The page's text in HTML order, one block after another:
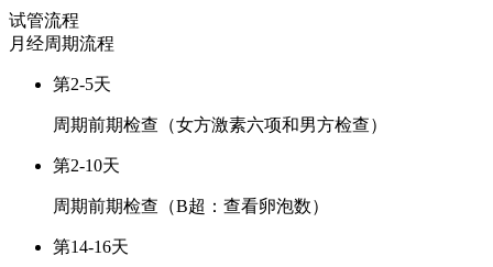
试管流程
月经周期流程
第2-5天
周期前期检查（女方激素六项和男方检查）
第2-10天
周期前期检查（B超：查看卵泡数）
第14-16天